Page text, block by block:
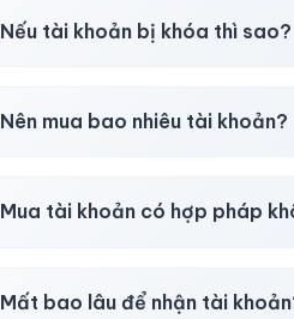
Nếu tài khoản bị khóa thì sao?
Nên mua bao nhiêu tài khoản?
Mua tài khoản có hợp pháp
Mất bao lâu để nhận tài